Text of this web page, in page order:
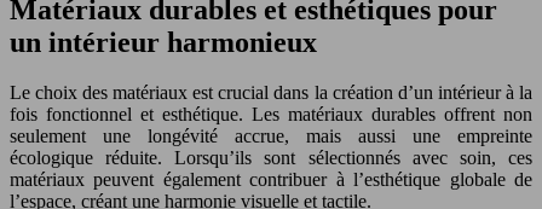
Matériaux durables et esthétiques pour
un intérieur harmonieux
Le choix des matériaux est crucial dans la création d’un intérieur à la
fois fonctionnel et esthétique. Les matériaux durables offrent non
seulement une longévité accrue, mais aussi une empreinte
écologique réduite. Lorsqu’ils sont sélectionnés avec soin, ces
matériaux peuvent également contribuer à l’esthétique globale de
l’espace, créant une harmonie visuelle et tactile.